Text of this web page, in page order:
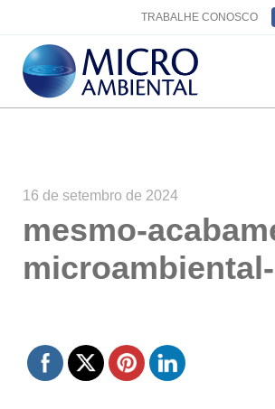
TRABALHE CONOSCO
16 de setembro de 2024
mesmo-